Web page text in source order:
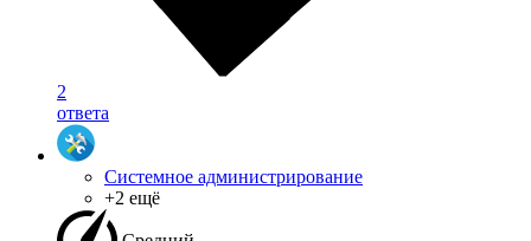
2
ответа
Системное администрирование
+2 ещё